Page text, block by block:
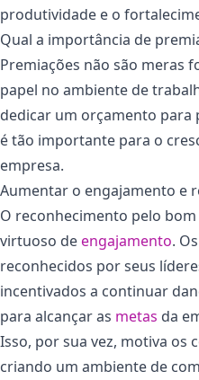
produtividade e o
Qual a importância de
Premiações não são meras
papel no ambiente de
dedicar um orçamento para
é tão importante para o
empresa.
Aumentar o engajamento e
O reconhecimento pelo
virtuoso deengajamento.
reconhecidos por seus
incentivados a continuar
para alcançar as metas da
Isso, por sua vez, motiva os
criando um ambiente de